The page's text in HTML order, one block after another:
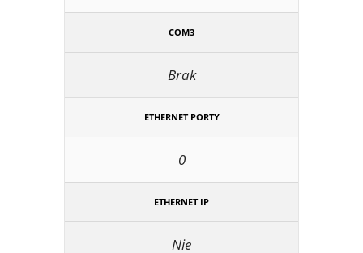
COM3
Brak
ETHERNET PORTY
0
ETHERNET IP
Nie